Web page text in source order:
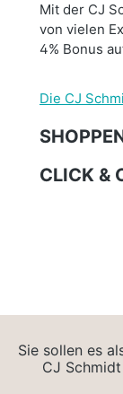
Mit der CJ
von vielen
4% Bonus
Die CJ
CLICK &
Sie sollen es
CJ